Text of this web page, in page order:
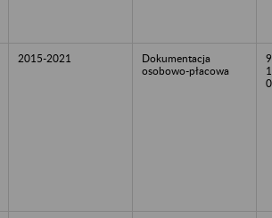
2015-2021
Dokumentacja
osobowo-płacowa